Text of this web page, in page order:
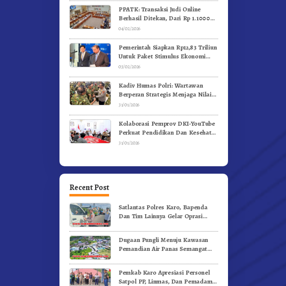
PPATK: Transaksi Judi Online
Berhasil Ditekan, Dari Rp 1.1000
Triliun Menjadi Rp 268 Triliun
04/02/2026
Pemerintah Siapkan Rp12,83 Triliun
Untuk Paket Stimulus Ekonomi
Kuartal I-2026
03/02/2026
Kadiv Humas Polri: Wartawan
Berperan Strategis Menjaga Nilai
Kebangsaan, Demokrasi, dan NKRI
31/01/2026
Kolaborasi Pemprov DKI-YouTube
Perkuat Pendidikan Dan Kesehatan
Mental
31/01/2026
Recent Post
Satlantas Polres Karo, Bapenda
Dan Tim Lainnya Gelar Oprasi
Dugaan Pungli Menuju Kawasan
Pemandian Air Panas Semangat
Videokan!
Pemkab Karo Apresiasi Personel
Satpol PP, Linmas, Dan Pemadam